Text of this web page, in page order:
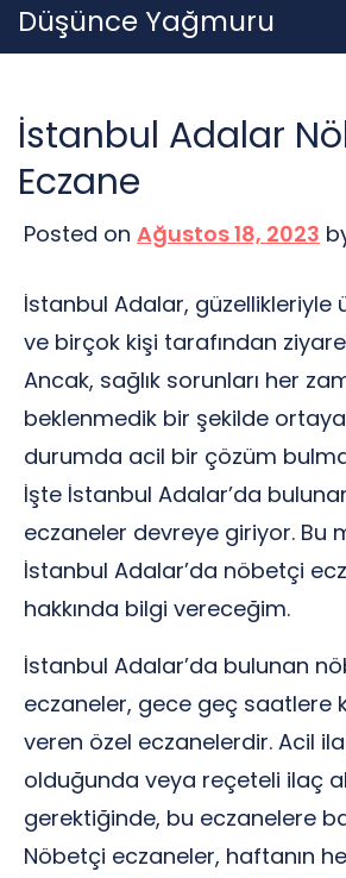
Skip
to
Düşünce Yağmuru
İstanbul Adalar
Eczane
Posted on Ağustos 18, 2023
İstanbul Adalar, güzellikleriyle
ve birçok kişi tarafından
Ancak, sağlık sorunları her
beklenmedik bir şekilde
durumda acil bir çözüm
İşte İstanbul Adalar’da
eczaneler devreye giriyor. Bu
İstanbul Adalar’da nöbetçi
hakkında bilgi vereceğim.
İstanbul Adalar’da bulunan
eczaneler, gece geç saatlere
veren özel eczanelerdir. Acil
olduğunda veya reçeteli ilaç
gerektiğinde, bu eczanelere
Nöbetçi eczaneler, haftanın